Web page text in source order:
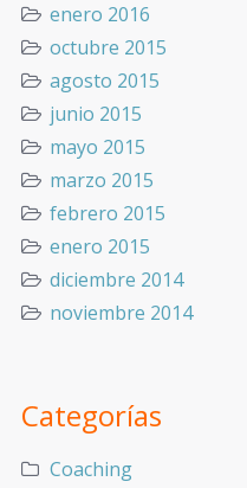
enero 2016
octubre 2015
agosto 2015
junio 2015
mayo 2015
marzo 2015
febrero 2015
enero 2015
diciembre 2014
noviembre 2014
Categorías
Coaching